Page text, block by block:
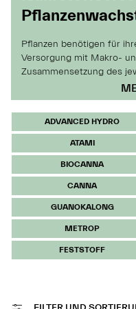
Pflanzen benötigen für
Versorgung mit Makro-
Zusammensetzung des
diese Nährstoffe
werden müssen. In der
du eine sorgfältig
verschiedene Substrate,
Entwicklungsphasen
Outdoor-Kultivierung,
Pflanzenhaltung.
Organische Dünger
fördern eine natürliche
Produkte bestehen aus
Rüben oder anderen
sich besonders gut für
Pflanzensysteme, in
und nach beim Wässern
ADVANCED HYDRO
ATAMI
BIOCANNA
CANNA
GUANOKALONG
METROP
FESTSTOFF